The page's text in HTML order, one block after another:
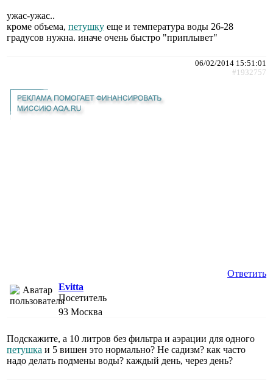
ужас-ужас..
кроме объема, петушку еще и температура воды 26-28
градусов нужна. иначе очень быстро "приплывет"
06/02/2014 15:51:01
#1932757
Ответить
Evitta
Посетитель
93 Москва
Подскажите, а 10 литров без фильтра и аэрации для одного
петушка и 5 вишен это нормально? Не садизм? как часто
надо делать подмены воды? каждый день, через день?